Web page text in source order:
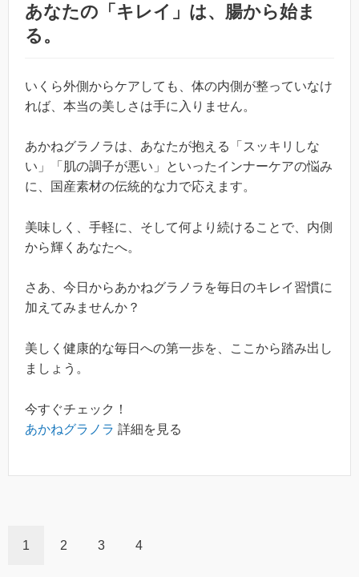
あなたの「キレイ」は、腸から始ま
る。
いくら外側からケアしても、体の内側が整っていなけ
れば、本当の美しさは手に入りません。
あかねグラノラは、あなたが抱える「スッキリしな
い」「肌の調子が悪い」といったインナーケアの悩み
に、国産素材の伝統的な力で応えます。
美味しく、手軽に、そして何より続けることで、内側
から輝くあなたへ。
さあ、今日からあかねグラノラを毎日のキレイ習慣に
加えてみませんか？
美しく健康的な毎日への第一歩を、ここから踏み出し
ましょう。
今すぐチェック！
あかねグラノラ 詳細を見る
1 2 3 4